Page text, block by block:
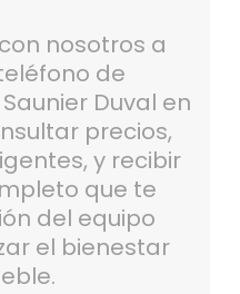
nosotros a
de
Duval en
precios,
y recibir
que te
del equipo
el bienestar